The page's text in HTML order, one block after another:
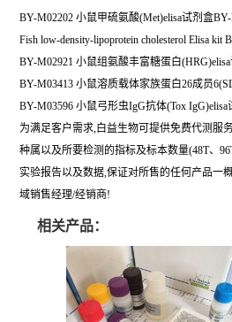
BY-M02202 小鼠甲硫氨酸(Met)elisa试剂盒
Fish low-density-lipoprotein cholesterol Elisa kit
BY-M02921 小鼠组氨酸丰富糖蛋白(HRG)elisa
BY-M03413 小鼠溶质载体家族蛋白26成员
BY-M03596 小鼠弓形虫IgG抗体(Tox
为满足客户需求,白益生物可提供免费代测服
种属以及所要检测的指标及标本数量(48T、
实验报告以及数据,保证对所售的任何产品一
域销售经理/经销商!
相关产品：